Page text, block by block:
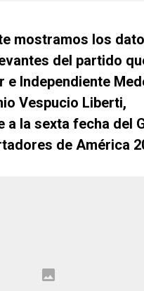
mostramos los
del partido
e Independiente
Vespucio Liberti,
a la sexta fecha del
de América